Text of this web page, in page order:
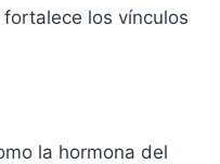
los vínculos
la hormona del